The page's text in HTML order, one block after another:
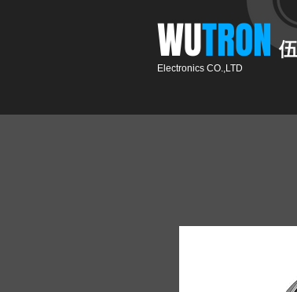
​WUTRON​​
Electronics CO.,LTD